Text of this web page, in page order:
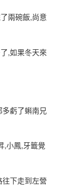
兩碗飯,尚意
,如果冬天來
虧了蝌南兄
,小鳳,牙籤覺
下走到左營